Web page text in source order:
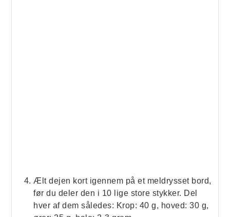
Ælt dejen kort igennem på et meldrysset bord,
før du deler den i 10 lige store stykker. Del
hver af dem således: Krop: 40 g, hoved: 30 g,